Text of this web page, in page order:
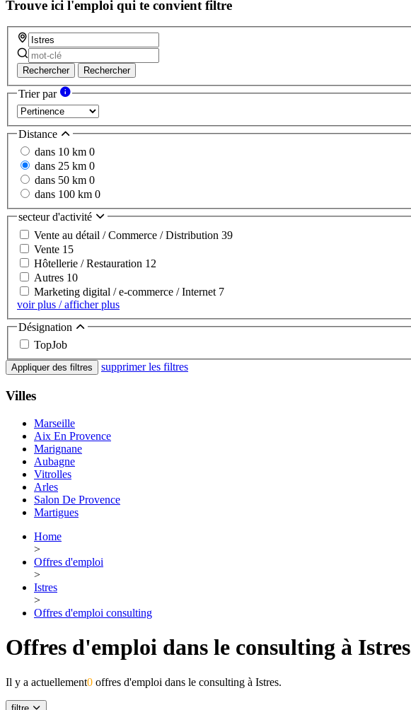
Trouve ici l'emploi qui te convient filtre
Rechercher Rechercher
Trier par
Distance
dans 10 km 0
dans 25 km 0
dans 50 km 0
dans 100 km 0
secteur d'activité
Vente au détail / Commerce / Distribution 39
Vente 15
Hôtellerie / Restauration 12
Autres 10
Marketing digital / e-commerce / Internet 7
voir plus / afficher plus
Désignation
TopJob
Appliquer des filtres supprimer les filtres
Villes
Marseille
Aix En Provence
Marignane
Aubagne
Vitrolles
Arles
Salon De Provence
Martigues
Home
>
Offres d'emploi
>
Istres
>
Offres d'emploi consulting
Offres d'emploi dans le consulting à Istres
Il y a actuellement0 offres d'emploi dans le consulting à Istres.